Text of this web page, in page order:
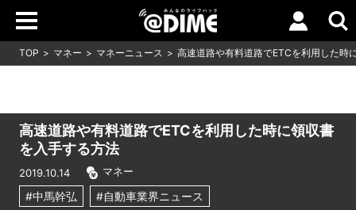
TOP マネー マネーニュース 高速道路や有料道路でETCを利用した時
高速道路や有料道路でETCを利用した時に領収書
を入手する方法
2019.10.14 マネー
#中馬幹弘 #自動車業界ニュース